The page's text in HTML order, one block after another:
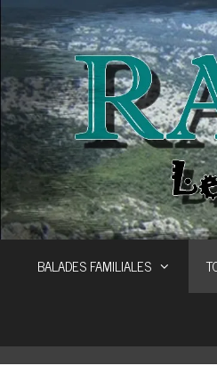
Aller
au
contenu
BALADES FAMILIALES